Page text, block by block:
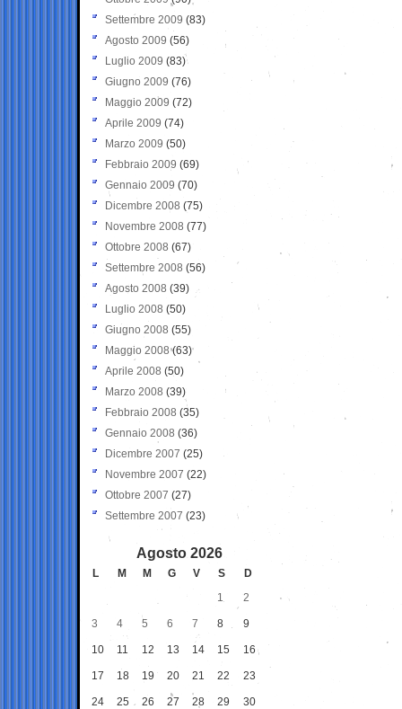
Settembre 2009 (83)
Agosto 2009 (56)
Luglio 2009 (83)
Giugno 2009 (76)
Maggio 2009 (72)
Aprile 2009 (74)
Marzo 2009 (50)
Febbraio 2009 (69)
Gennaio 2009 (70)
Dicembre 2008 (75)
Novembre 2008 (77)
Ottobre 2008 (67)
Settembre 2008 (56)
Agosto 2008 (39)
Luglio 2008 (50)
Giugno 2008 (55)
Maggio 2008(63)
Aprile 2008 (50)
Marzo 2008 (39)
Febbraio 2008 (35)
Gennaio 2008 (36)
Dicembre 2007 (25)
Novembre 2007 (22)
Ottobre 2007 (27)
Settembre 2007 (23)
Agosto 2026
L M M G V S
D
1
2
3 4 5 6 7 8 9
10 11 12 13 14 15 16
17 18 19 20 21 22 23
24 25 26 27 28 29 30